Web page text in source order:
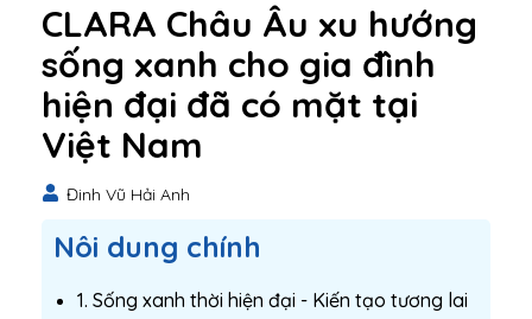
CLARA Châu Âu xu hướng
sống xanh cho gia đình
hiện đại đã có mặt tại
Việt Nam
Đinh Vũ Hải Anh
Nôi dung chính
1. Sống xanh thời hiện đại - Kiến tạo tương lai